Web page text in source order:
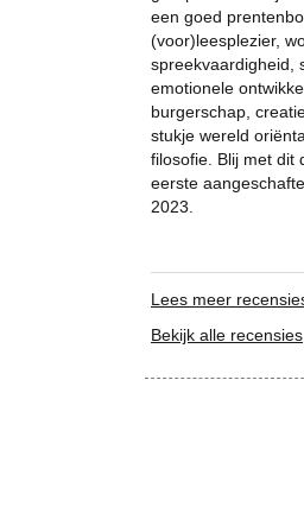
een goed
(voor)leesplezier,
spreekvaardigheid,
emotionele
burgerschap,
stukje wereld
filosofie. Blij met dit
eerste
2023.
Lees meer
Bekijk alle recensies